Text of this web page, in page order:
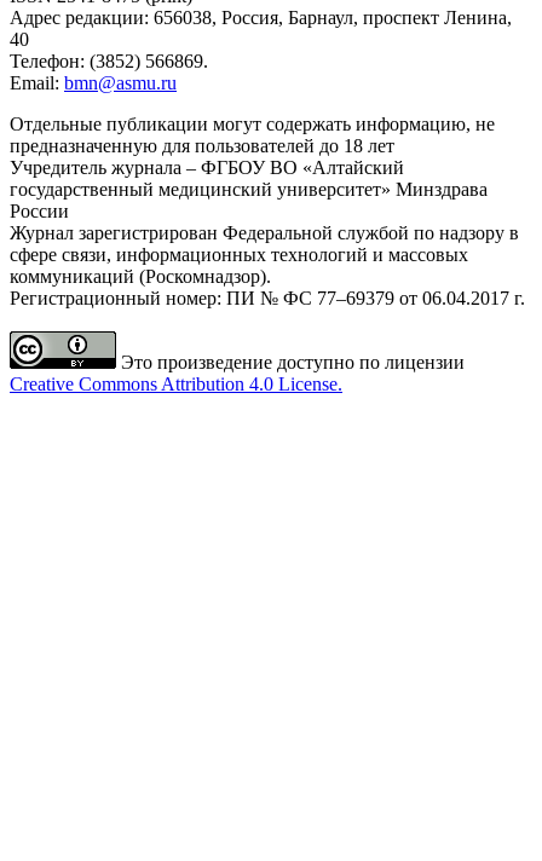
Адрес редакции: 656038, Россия, Барнаул, проспект Ленина,
40
Телефон: (3852) 566869.
Email: bmn@asmu.ru
Отдельные публикации могут содержать информацию, не
предназначенную для пользователей до 18 лет
Учредитель журнала – ФГБОУ ВО «Алтайский
государственный медицинский университет» Минздрава
России
Журнал зарегистрирован Федеральной службой по надзору в
сфере связи, информационных технологий и массовых
коммуникаций (Роскомнадзор).
Регистрационный номер: ПИ № ФС 77–69379 от 06.04.2017 г.
Это произведение доступно по лицензии
Creative Commons Attribution 4.0 License.